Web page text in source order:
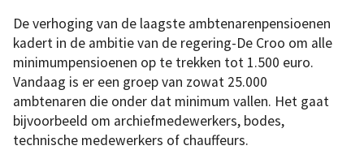
De verhoging van de laagste ambtenarenpensioenen
kadert in de ambitie van de regering-De Croo om alle
minimumpensioenen op te trekken tot 1.500 euro.
Vandaag is er een groep van zowat 25.000
ambtenaren die onder dat minimum vallen. Het gaat
bijvoorbeeld om archiefmedewerkers, bodes,
technische medewerkers of chauffeurs.